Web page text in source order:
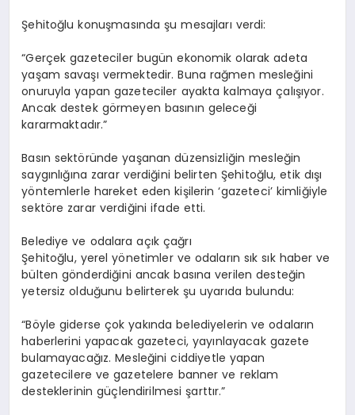
Şehitoğlu konuşmasında şu mesajları verdi:
“Gerçek gazeteciler bugün ekonomik olarak adeta
yaşam savaşı vermektedir. Buna rağmen mesleğini
onuruyla yapan gazeteciler ayakta kalmaya çalışıyor.
Ancak destek görmeyen basının geleceği
kararmaktadır.”
Basın sektöründe yaşanan düzensizliğin mesleğin
saygınlığına zarar verdiğini belirten Şehitoğlu, etik dışı
yöntemlerle hareket eden kişilerin ‘gazeteci’ kimliğiyle
sektöre zarar verdiğini ifade etti.
Belediye ve odalara açık çağrı
Şehitoğlu, yerel yönetimler ve odaların sık sık haber ve
bülten gönderdiğini ancak basına verilen desteğin
yetersiz olduğunu belirterek şu uyarıda bulundu:
“Böyle giderse çok yakında belediyelerin ve odaların
haberlerini yapacak gazeteci, yayınlayacak gazete
bulamayacağız. Mesleğini ciddiyetle yapan
gazetecilere ve gazetelere banner ve reklam
desteklerinin güçlendirilmesi şarttır.”